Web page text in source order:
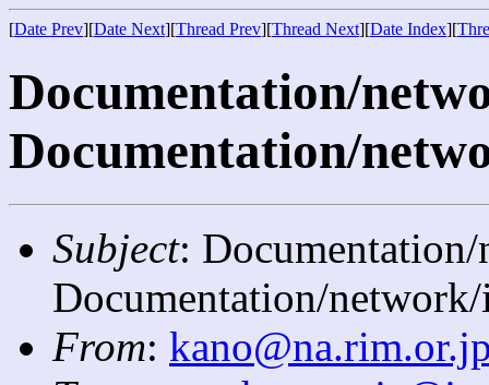
[Date Prev][Date Next][Thread Prev][Thread Next][Date Index][
Documentation/
Documentation/
Subject:
Documentation/
From: